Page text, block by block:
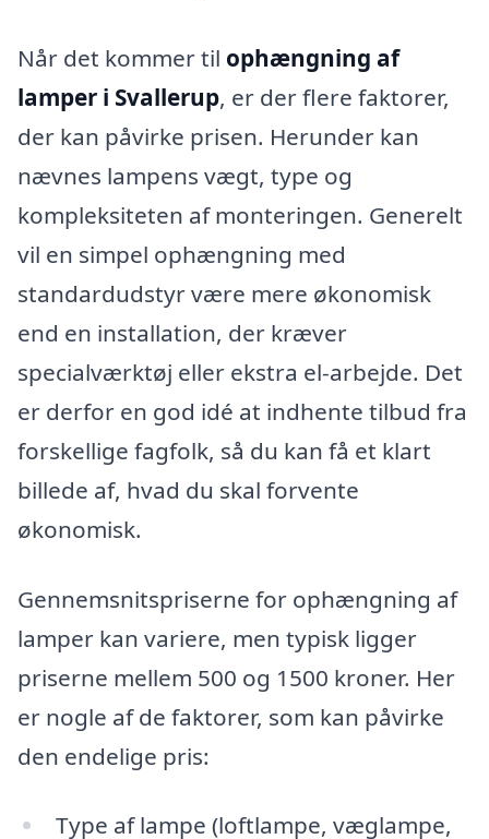
Når det kommer til ophængning af
lamper i Svallerup, er der flere faktorer,
der kan påvirke prisen. Herunder kan
nævnes lampens vægt, type og
kompleksiteten af monteringen. Generelt
vil en simpel ophængning med
standardudstyr være mere økonomisk
end en installation, der kræver
specialværktøj eller ekstra el-arbejde. Det
er derfor en god idé at indhente tilbud fra
forskellige fagfolk, så du kan få et klart
billede af, hvad du skal forvente
økonomisk.
Gennemsnitspriserne for ophængning af
lamper kan variere, men typisk ligger
priserne mellem 500 og 1500 kroner. Her
er nogle af de faktorer, som kan påvirke
den endelige pris:
Type af lampe (loftlampe, væglampe,